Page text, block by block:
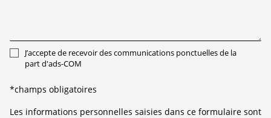
J’accepte de recevoir des communications ponctuelles de la
part d'ads-COM
*champs obligatoires
Les informations personnelles saisies dans ce formulaire sont